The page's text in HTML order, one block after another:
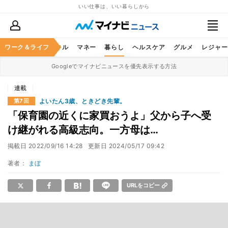
いい仕事は、いい暮らしから
ワーク＆ライフ
ア ビジネススキル マネー 暮らし ヘルスケア グルメ レジャー
Googleでマイナビニュースを優先表示する方法
連載
第7回 よいたん3歳、ときどき先輩。
「保育園の近くに家買おうよ」父から子へ受
け継がれる高級志向。一方母は…
掲載日 2022/09/16 14:28 更新日 2024/05/17 09:42
著者： まぼ
URLをコピー